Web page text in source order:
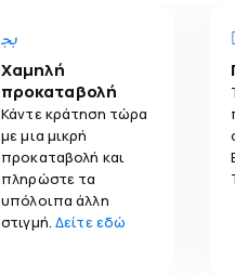
Χαμηλή
προκαταβολή
Κάντε κράτηση τώρα
με μια μικρή
προκαταβολή και
πληρώστε τα
υπόλοιπα άλλη
στιγμή.Δείτε εδώ